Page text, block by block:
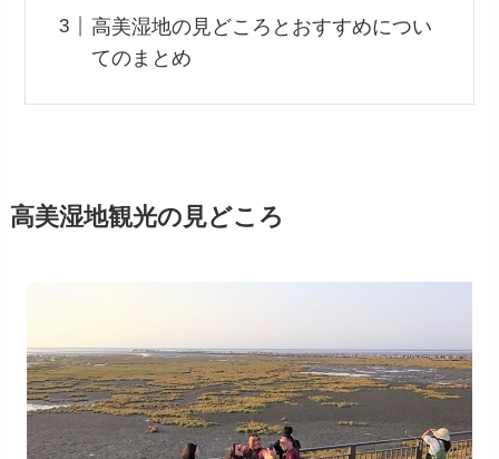
高美湿地の見どころとおすすめについ
てのまとめ
高美湿地観光の見どころ